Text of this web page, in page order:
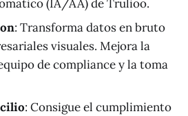
(IA/AA) de Trulioo.
: Transforma datos en bruto
visuales. Mejora la
de compliance y la toma
: Consigue el cumplimiento